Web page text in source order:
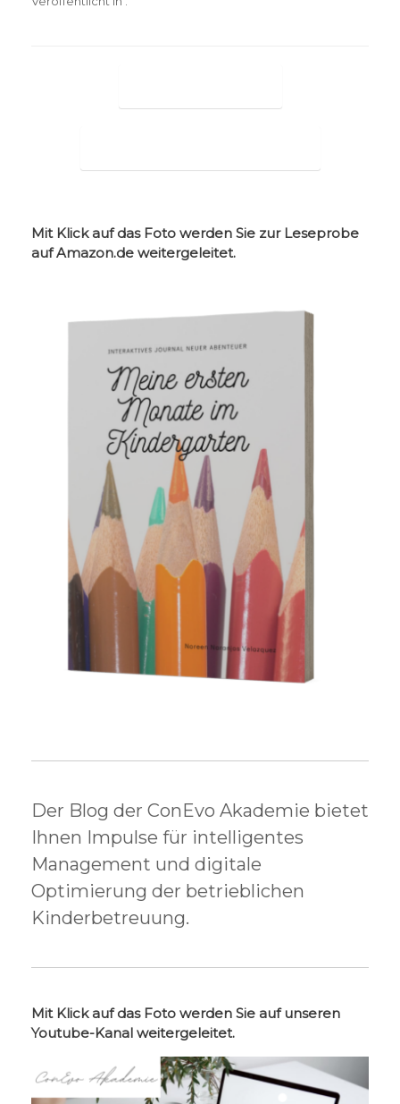
Mit Klick auf das Foto werden Sie zur Leseprobe
auf Amazon.de weitergeleitet.
Der Blog der ConEvo Akademie bietet
Ihnen Impulse für intelligentes
Management und digitale
Optimierung der betrieblichen
Kinderbetreuung.
Mit Klick auf das Foto werden Sie auf unseren
Youtube-Kanal weitergeleitet.